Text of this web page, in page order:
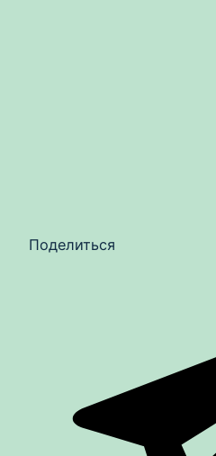
Поделиться